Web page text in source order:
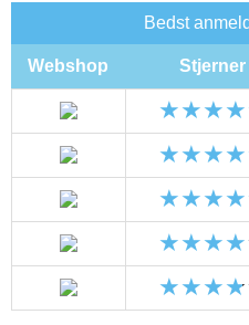
Bedst
Webshop Stjerner